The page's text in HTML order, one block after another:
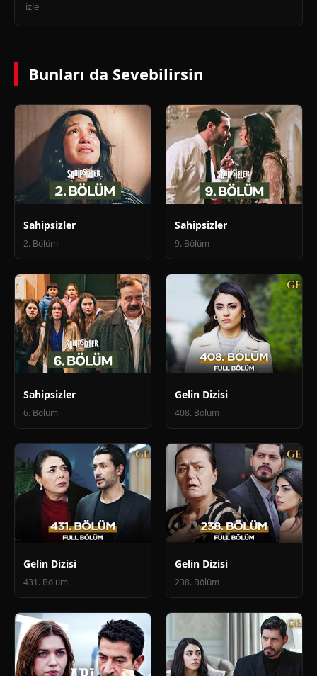
izle
Bunları da Sevebilirsin
Sahipsizler
2. Bölüm
Sahipsizler
9. Bölüm
Sahipsizler
6. Bölüm
Gelin Dizisi
408. Bölüm
Gelin Dizisi
431. Bölüm
Gelin Dizisi
238. Bölüm